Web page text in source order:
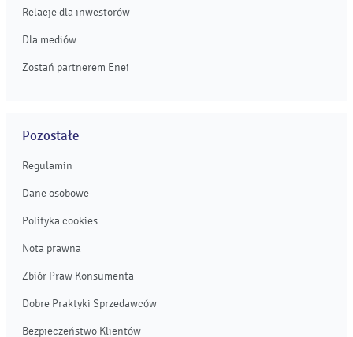
Relacje dla inwestorów
Dla mediów
Zostań partnerem Enei
Pozostałe
Regulamin
Dane osobowe
Polityka cookies
Nota prawna
Zbiór Praw Konsumenta
Dobre Praktyki Sprzedawców
Bezpieczeństwo Klientów